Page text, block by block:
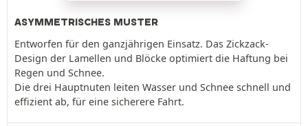
ASYMMETRISCHES MUSTER
Entworfen für den ganzjährigen Einsatz. Das Zickzack-
Design der Lamellen und Blöcke optimiert die Haftung bei
Regen und Schnee.
Die drei Hauptnuten leiten Wasser und Schnee schnell und
effizient ab, für eine sicherere Fahrt.